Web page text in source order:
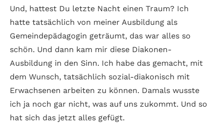
Und, hattest Du letzte Nacht einen Traum? Ich
hatte tatsächlich von meiner Ausbildung als
Gemeindepädagogin geträumt, das war alles so
schön. Und dann kam mir diese Diakonen-
Ausbildung in den Sinn. Ich habe das gemacht, mit
dem Wunsch, tatsächlich sozial-diakonisch mit
Erwachsenen arbeiten zu können. Damals wusste
ich ja noch gar nicht, was auf uns zukommt. Und so
hat sich das jetzt alles gefügt.